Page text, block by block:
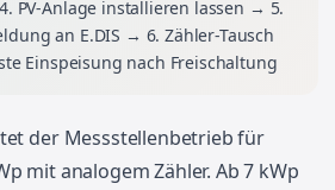
PV-Anlage installieren lassen → 5.
an E.DIS → 6. Zähler-Tausch
Einspeisung nach Freischaltung
der Messstellenbetrieb für
mit analogem Zähler. Ab 7 kWp